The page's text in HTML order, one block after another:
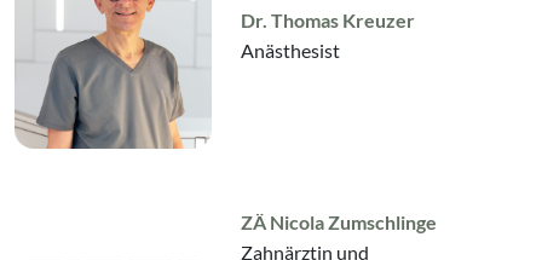
Dr. Thomas Kreuzer
Anästhesist
ZÄ Nicola Zumschlinge
Zahnärztin und